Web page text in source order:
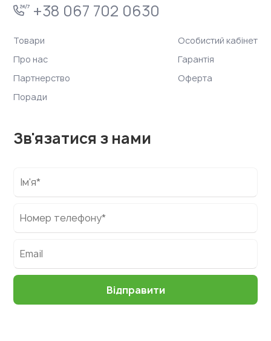
+38 067 702 0630
Товари
Про нас
Партнерство
Поради
Особистий кабінет
Гарантія
Оферта
Зв'язатися з нами